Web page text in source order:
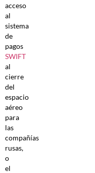
acceso
al
sistema
de
pagos
SWIFT
al
cierre
del
espacio
aéreo
para
las
compañías
rusas,
o
el